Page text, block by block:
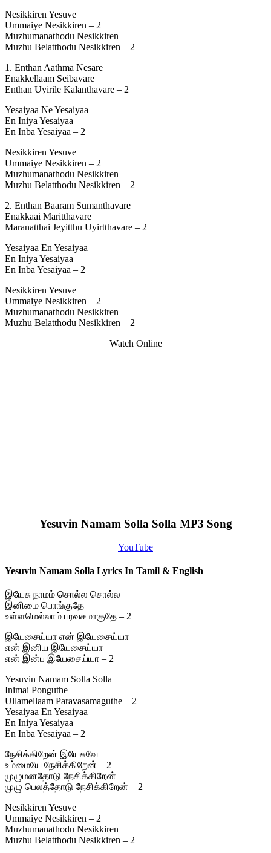
Nesikkiren Yesuve
Ummaiye Nesikkiren – 2
Muzhumanathodu Nesikkiren
Muzhu Belatthodu Nesikkiren – 2
1. Enthan Aathma Nesare
Enakkellaam Seibavare
Enthan Uyirile Kalanthavare – 2
Yesaiyaa Ne Yesaiyaa
En Iniya Yesaiyaa
En Inba Yesaiyaa – 2
Nesikkiren Yesuve
Ummaiye Nesikkiren – 2
Muzhumanathodu Nesikkiren
Muzhu Belatthodu Nesikkiren – 2
2. Enthan Baaram Sumanthavare
Enakkaai Maritthavare
Maranatthai Jeyitthu Uyirtthavare – 2
Yesaiyaa En Yesaiyaa
En Iniya Yesaiyaa
En Inba Yesaiyaa – 2
Nesikkiren Yesuve
Ummaiye Nesikkiren – 2
Muzhumanathodu Nesikkiren
Muzhu Belatthodu Nesikkiren – 2
Watch Online
Yesuvin Namam Solla Solla MP3 Song
YouTube
Yesuvin Namam Solla Lyrics In Tamil & English
இயேசு நாமம் சொல்ல சொல்ல
இனிமை பொங்குதே
உள்ளமெல்லாம் பரவசமாகுதே – 2
இயேசைய்யா என் இயேசைய்யா
என் இனிய இயேசைய்யா
என் இன்ப இயேசைய்யா – 2
Yesuvin Namam Solla Solla
Inimai Ponguthe
Ullamellaam Paravasamaguthe – 2
Yesaiyaa En Yesaiyaa
En Iniya Yesaiyaa
En Inba Yesaiyaa – 2
நேசிக்கிறேன் இயேசுவே
உம்மையே நேசிக்கிறேன் – 2
முழுமனதோடு நேசிக்கிறேன்
முழு பெலத்தோடு நேசிக்கிறேன் – 2
Nesikkiren Yesuve
Ummaiye Nesikkiren – 2
Muzhumanathodu Nesikkiren
Muzhu Belatthodu Nesikkiren – 2